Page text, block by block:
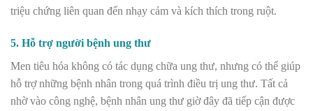
triệu chứng liên quan đến nhạy cảm và kích thích trong ruột.
5. Hỗ trợ người bệnh ung thư
Men tiêu hóa không có tác dụng chữa ung thư, nhưng có thể giúp
hỗ trợ những bệnh nhân trong quá trình điều trị ung thư. Tất cả
nhờ vào công nghệ, bệnh nhân ung thư giờ đây đã tiếp cận được